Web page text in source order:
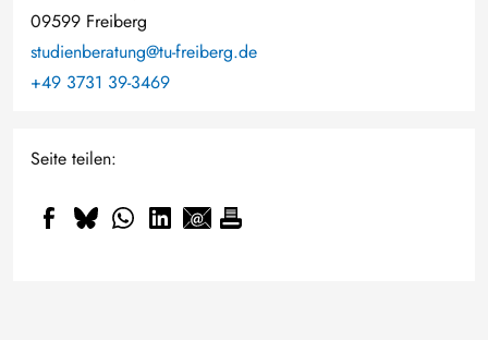
09599 Freiberg
studienberatung@tu-freiberg.de
+49 3731 39-3469
Seite teilen: